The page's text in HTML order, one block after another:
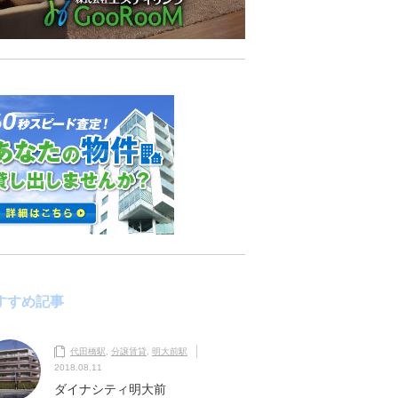
すめ記事
代田橋駅 分譲賃貸
明大前駅
2018.08.11
ダイナシティ明大前